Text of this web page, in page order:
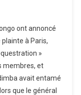
ont annoncé
plainte à Paris,
»
membres, et
avait entamé
que le général